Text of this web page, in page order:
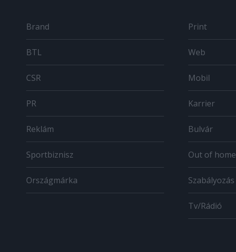
Brand
BTL
CSR
PR
Reklám
Sportbiznisz
Országmárka
Print
Web
Mobil
Karrier
Bulvár
Out of home
Szabályozás
Tv/Rádió